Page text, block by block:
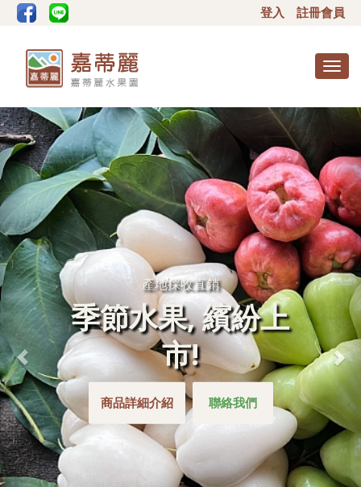
登入 註冊會員
產地採收直銷
季節水果, 繽紛上
市!
商品詳細介紹 聯絡我們